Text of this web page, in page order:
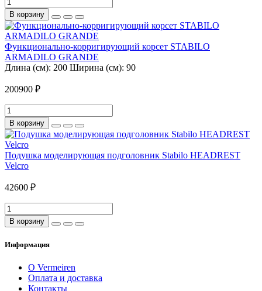
В корзину
Функционально-корригирующий корсет STABILO
ARMADILO GRANDE
Длина (см): 200 Ширина (см): 90
200900 ₽
В корзину
Подушка моделирующая подголовник Stabilo HEADREST
Velcro
42600 ₽
В корзину
Информация
О Vermeiren
Оплата и доставка
Контакты